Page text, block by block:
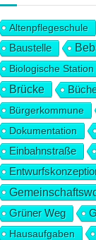
Altenpflegeschule
Baustelle
Biologische Station
Brücke
Bürgerkommune
Dokumentation
Einbahnstraße
Grüner Weg
Hausaufgaben